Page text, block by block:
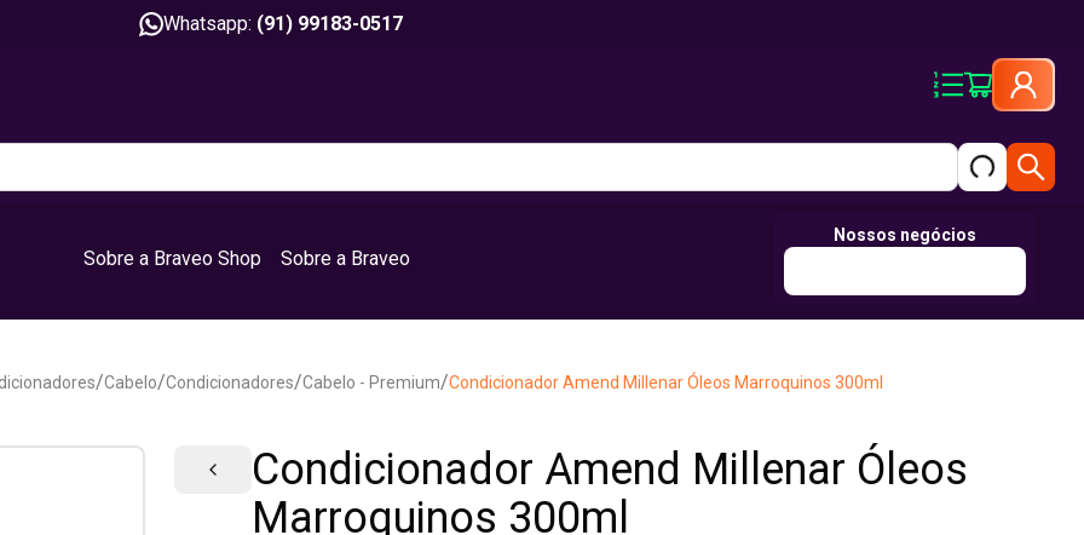
Whatsapp: (91) 99183-0517
Sobre a Braveo Shop Sobre a Braveo
Nossos negócios
/Cabelo/Condicionadores/Cabelo - Premium/Condicionador Amend Millenar Óleos Marroquinos 300ml
Condicionador Amend Millenar Óleos
Marroquinos 300ml